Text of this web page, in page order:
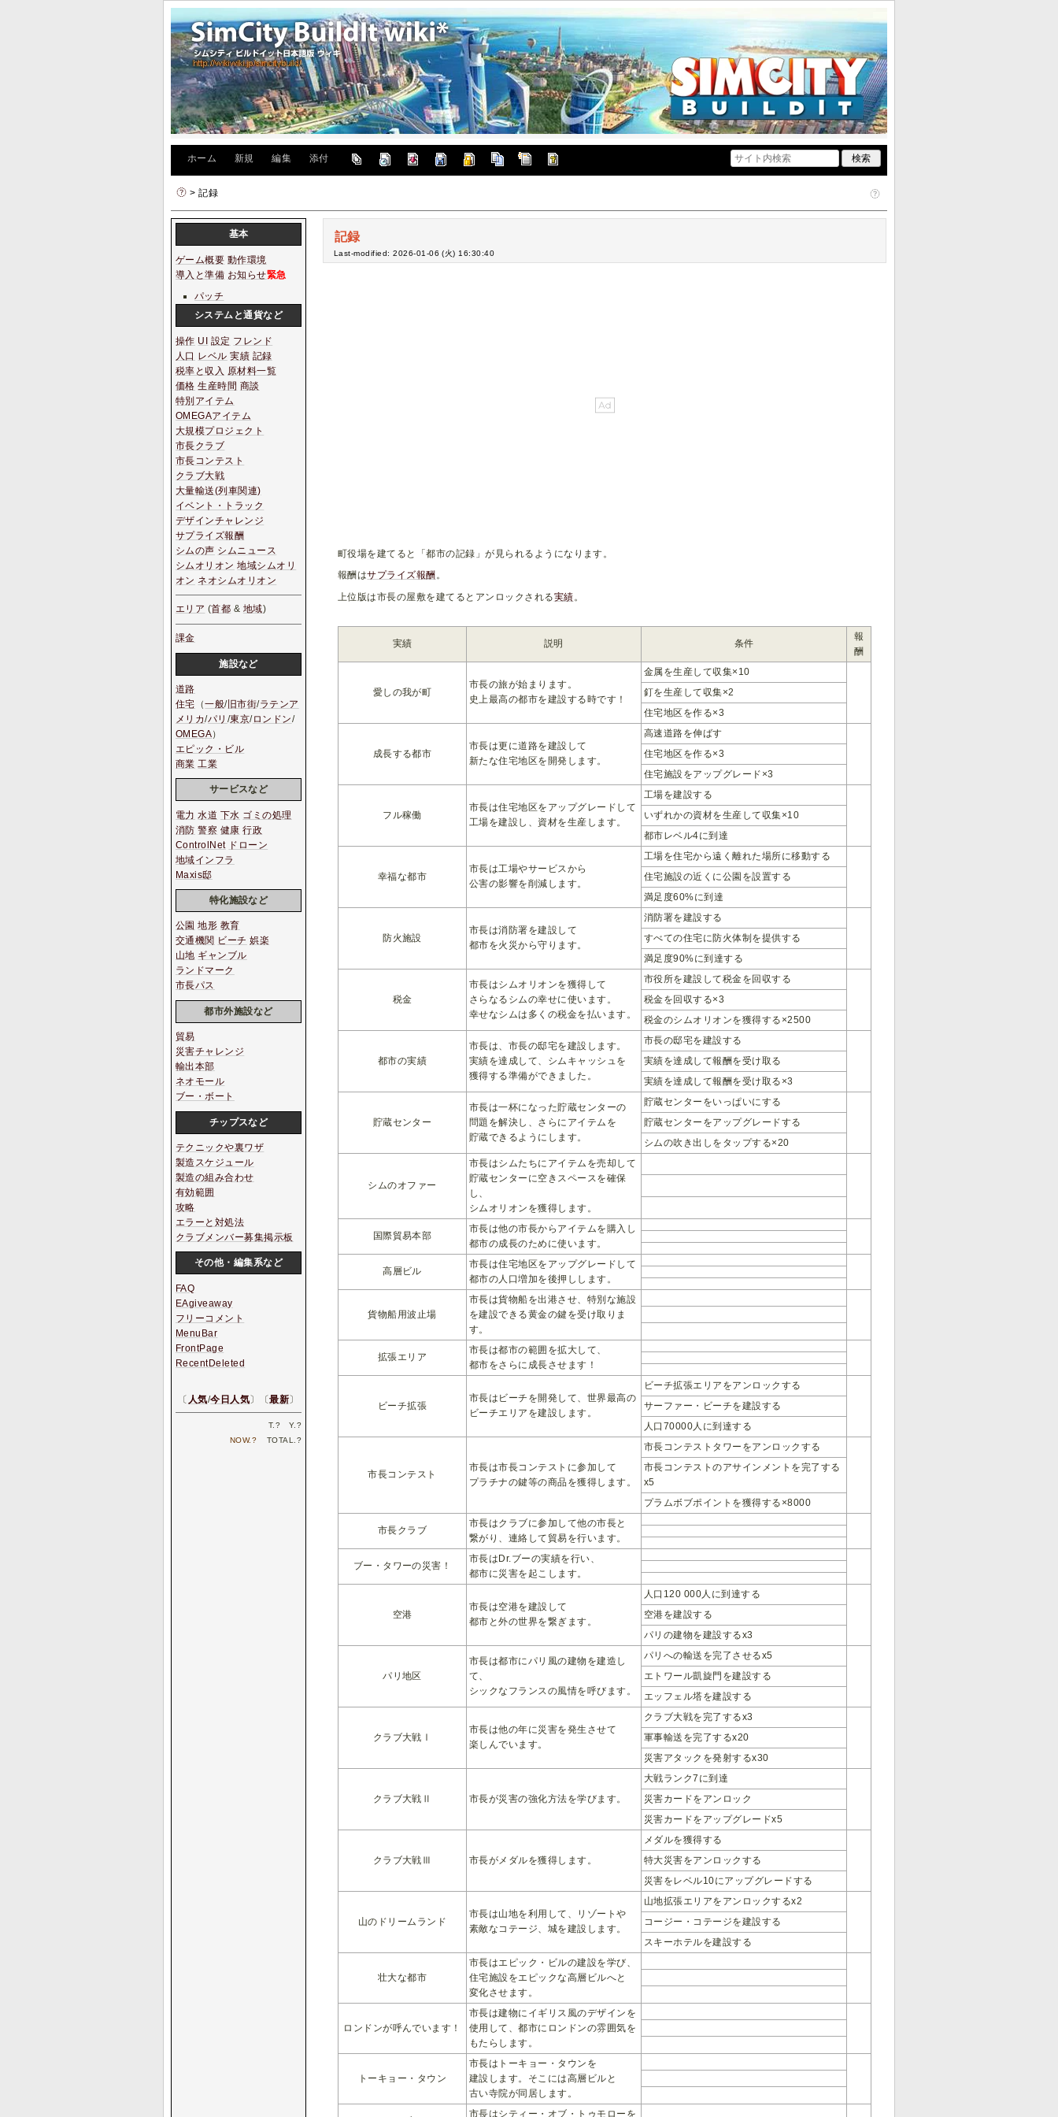
ホーム 新規 編集 添付
> 記録
記録
Last-modified: 2026-01-06 (火) 16:30:40
町役場を建てると「都市の記録」が見られるようになります。
報酬はサプライズ報酬 。
上位版は市長の屋敷を建てるとアンロックされる実績 。
実績 説明 条件
報
酬
愛しの我が町
市長の旅が始まります。
史上最高の都市を建設する時です！
金属を生産して収集×10
釘を生産して収集×2
住宅地区を作る×3
成長する都市
市長は更に道路を建設して
新たな住宅地区を開発します。
高速道路を伸ばす
住宅地区を作る×3
住宅施設をアップグレード×3
フル稼働
市長は住宅地区をアップグレードして
工場を建設し、資材を生産します。
工場を建設する
いずれかの資材を生産して収集×10
都市レベル4に到達
幸福な都市
市長は工場やサービスから
公害の影響を削減します。
工場を住宅から遠く離れた場所に移動する
住宅施設の近くに公園を設置する
満足度60%に到達
防火施設
市長は消防署を建設して
都市を火災から守ります。
消防署を建設する
すべての住宅に防火体制を提供する
満足度90%に到達する
税金
市長はシムオリオンを獲得して
さらなるシムの幸せに使います。
幸せなシムは多くの税金を払います。
市役所を建設して税金を回収する
税金を回収する×3
税金のシムオリオンを獲得する×2500
都市の実績
市長は、市長の邸宅を建設します。
実績を達成して、シムキャッシュを
獲得する準備ができました。
市長の邸宅を建設する
実績を達成して報酬を受け取る
実績を達成して報酬を受け取る×3
貯蔵センター
市長は一杯になった貯蔵センターの
問題を解決し、さらにアイテムを
貯蔵できるようにします。
貯蔵センターをいっぱいにする
貯蔵センターをアップグレードする
シムの吹き出しをタップする×20
シムのオファー
市長はシムたちにアイテムを売却して
貯蔵センターに空きスペースを確保
し、
シムオリオンを獲得します。
国際貿易本部
市長は他の市長からアイテムを購入し
都市の成長のために使います。
高層ビル
市長は住宅地区をアップグレードして
都市の人口増加を後押しします。
貨物船用波止場
市長は貨物船を出港させ、特別な施設
を建設できる黄金の鍵を受け取りま
す。
拡張エリア
市長は都市の範囲を拡大して、
都市をさらに成長させます！
ビーチ拡張
市長はビーチを開発して、世界最高の
ビーチエリアを建設します。
ビーチ拡張エリアをアンロックする
サーファー・ビーチを建設する
人口70000人に到達する
市長コンテスト
市長は市長コンテストに参加して
プラチナの鍵等の商品を獲得します。
市長コンテストタワーをアンロックする
市長コンテストのアサインメントを完了する
x5
プラムボブポイントを獲得する×8000
市長クラブ
市長はクラブに参加して他の市長と
繋がり、連絡して貿易を行います。
ブー・タワーの災害！
市長はDr.ブーの実績を行い、
都市に災害を起こします。
空港
市長は空港を建設して
都市と外の世界を繋ぎます。
人口120 000人に到達する
空港を建設する
パリの建物を建設するx3
パリ地区
市長は都市にパリ風の建物を建造し
て、
シックなフランスの風情を呼びます。
パリへの輸送を完了させるx5
エトワール凱旋門を建設する
エッフェル塔を建設する
クラブ大戦Ⅰ
市長は他の年に災害を発生させて
楽しんでいます。
クラブ大戦を完了するx3
軍事輸送を完了するx20
災害アタックを発射するx30
クラブ大戦Ⅱ 市長が災害の強化方法を学びます。
大戦ランク7に到達
災害カードをアンロック
災害カードをアップグレードx5
クラブ大戦Ⅲ 市長がメダルを獲得します。
メダルを獲得する
特大災害をアンロックする
災害をレベル10にアップグレードする
山のドリームランド
市長は山地を利用して、リゾートや
素敵なコテージ、城を建設します。
山地拡張エリアをアンロックするx2
コージー・コテージを建設する
スキーホテルを建設する
壮大な都市
市長はエピック・ビルの建設を学び、
住宅施設をエピックな高層ビルへと
変化させます。
ロンドンが呼んでいます！
市長は建物にイギリス風のデザインを
使用して、都市にロンドンの雰囲気を
もたらします。
トーキョー・タウン
市長はトーキョー・タウンを
建設します。そこには高層ビルと
古い寺院が同居します。
市長はシティー・オブ・トゥモローを
基本
ゲーム概要 動作環境
導入と準備 お知らせ緊急
パッチ
システムと通貨など
操作 UI 設定 フレンド
人口 レベル 実績 記録
税率と収入 原材料一覧
価格 生産時間 商談
特別アイテム
OMEGAアイテム
大規模プロジェクト
市長クラブ
市長コンテスト
クラブ大戦
大量輸送(列車関連)
イベント・トラック
デザインチャレンジ
サプライズ報酬
シムの声 シムニュース
シムオリオン 地域シムオリ
オン ネオシムオリオン
エリア (首都 & 地域)
課金
施設など
道路
住宅 （一般/旧市街/ラテンア
メリカ/パリ /東京/ロンドン/
OMEGA）
エピック・ビル
商業 工業
サービスなど
電力 水道 下水 ゴミの処理
消防 警察 健康 行政
ControlNet ドローン
地域インフラ
Maxis邸
特化施設など
公園 地形 教育
交通機関 ビーチ 娯楽
山地 ギャンブル
ランドマーク
市長パス
都市外施設など
貿易
災害チャレンジ
輸出本部
ネオモール
ブー・ボート
チップスなど
テクニックや裏ワザ
製造スケジュール
製造の組み合わせ
有効範囲
攻略
エラーと対処法
クラブメンバー募集掲示板
その他・編集系など
FAQ
EAgiveaway
フリーコメント
MenuBar
FrontPage
RecentDeleted
〔 人気/今日人気〕〔最新〕
T.? Y.?
NOW.? TOTAL.?